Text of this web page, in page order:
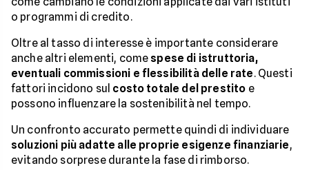
o programmi di credito.
Oltre al tasso di interesse è importante considerare
anche altri elementi, come spese di istruttoria,
eventuali commissioni e flessibilità delle rate. Questi
fattori incidono sul costo totale del prestito e
possono influenzare la sostenibilità nel tempo.
Un confronto accurato permette quindi di individuare
soluzioni più adatte alle proprie esigenze finanziarie,
evitando sorprese durante la fase di rimborso.